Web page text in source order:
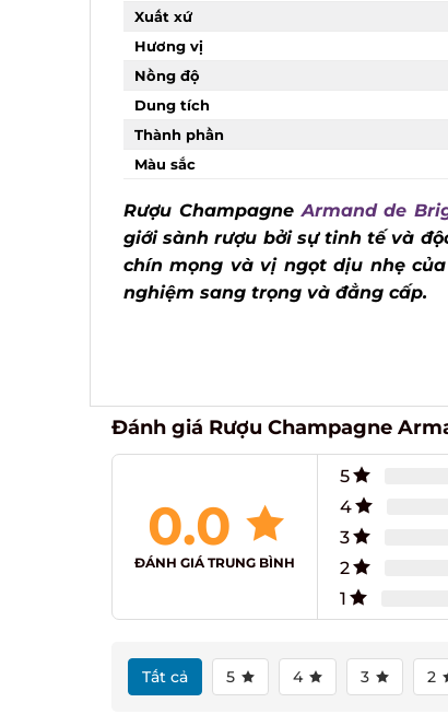
Xuất xứ
Hương vị
Nồng độ
Dung tích
Thành phần
Màu sắc
Rượu Champagne Armand de
giới sành rượu bởi sự tinh tế và
chín mọng và vị ngọt dịu nhẹ
nghiệm sang trọng và đẳng cấp.
Đánh giá Rượu Champagne
0.0
ĐÁNH GIÁ TRUNG BÌNH
5
4
3
2
Tất cả 5 4 3 2